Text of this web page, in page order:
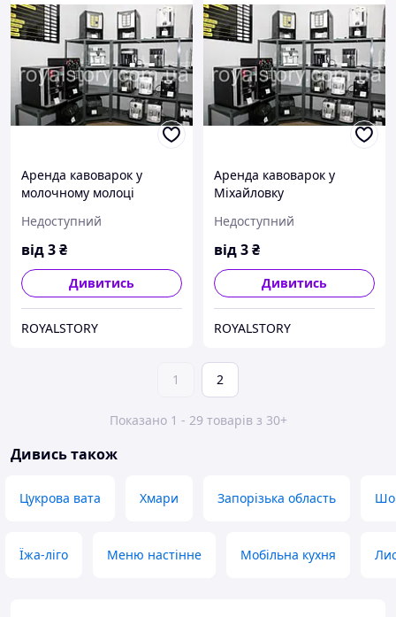
Аренда кавоварок у
молочному молоці
Недоступний
від3₴
Дивитись
ROYALSTORY
Аренда кавоварок у
Міхайловку
Недоступний
від3₴
Дивитись
ROYALSTORY
1 2
Показано 1 - 29 товарів з 30+
Дивись також
Цукрова вата Хмари Запорізька область
Їжа-ліго Меню настінне Мобільна кухня